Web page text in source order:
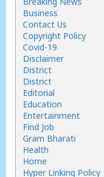
Business
Contact Us
Copyright Policy
Covid-19
Disclaimer
District
District
Editorial
Education
Entertainment
Find Job
Gram Bharati
Health
Home
Hyper Linking Policy